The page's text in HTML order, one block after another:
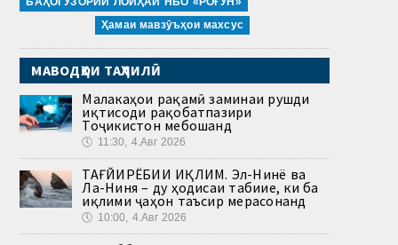
Ҳамаи мавзӯъҳои махсус
МАВОДҲОИ ТАҲЛИЛӢ
Малакаҳои рақамӣ заминаи рушди
иқтисоди рақобатпазири
Тоҷикистон мебошанд
🕔 11:30, 4.Авг 2026
ТАҒЙИРЁБИИ ИҚЛИМ. Эл-Нинё ва
Ла-Ниня – ду ҳодисаи табиие, ки ба
иқлими ҷаҳон таъсир мерасонанд
🕔 10:00, 4.Авг 2026